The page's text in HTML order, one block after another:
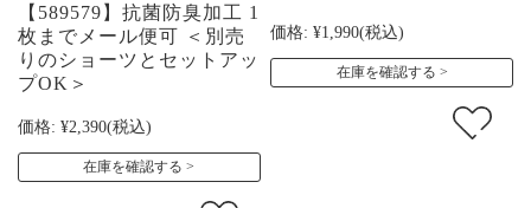
【589579】抗菌防臭加工 1
枚までメール便可 ＜別売
りのショーツとセットアッ
プOK＞
価格: ¥2,390(税込)
在庫を確認する
価格: ¥1,990(税込)
在庫を確認する